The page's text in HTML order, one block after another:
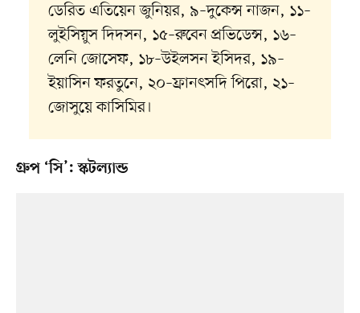
ডেরিত এতিয়েন জুনিয়র, ৯–দুকেন্স নাজন, ১১–
লুইসিয়ুস দিদসন, ১৫–রুবেন প্রভিডেন্স, ১৬–
লেনি জোসেফ, ১৮–উইলসন ইসিদর, ১৯–
ইয়াসিন ফরতুনে, ২০–ফ্রানৎসদি পিরো, ২১–
জোসুয়ে কাসিমির।
গ্রুপ ‘সি’: স্কটল্যান্ড